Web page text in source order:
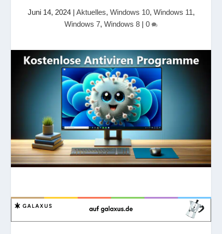
Juni 14, 2024| Aktuelles, Windows 10, Windows 11,
Windows 7, Windows 8 | 0